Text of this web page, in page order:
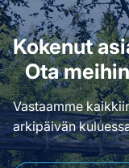
Kokenut
Ota
Vastaamme
arkipäivän